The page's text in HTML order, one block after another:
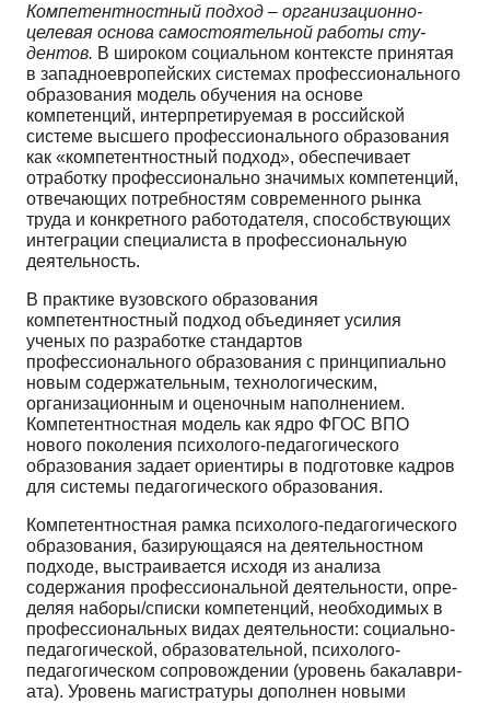
Компетентностный подход – организационно-
целевая основа самостоятельной работы сту­
дентов. В широком социальном контексте принятая
в западноевропейских системах профессио­нального
образования модель обучения на основе
компетенций, интерпретируемая в российской
системе высшего профессионального образования
как «компетентностный подход», обеспечива­ет
отработку профессионально значимых компетенций,
отвечающих потребностям современного рынка
труда и конкретного работодателя, способствующих
интеграции специалиста в профессио­нальную
деятельность.
В практике вузовского образования
компетентностный подход объединяет усилия
ученых по разработке стандартов
профессионального образования с принципиально
новым содержатель­ным, технологическим,
организационным и оценочным наполнением.
Компетентностная модель как ядро ФГОС ВПО
нового поколения психолого-педагогического
образования задает ориентиры в подготовке кадров
для системы педагогического образования.
Компетентностная рамка психолого-педагогического
образования, базирующаяся на деятель­ностном
подходе, выстраивается исходя из анализа
содержания профессиональной деятельности, опре­
деляя наборы/списки компетенций, необходимых в
профессиональных видах деятельности: социально­
педагогической, образовательной, психолого-
педагогическом сопровождении (уровень бакалаври­
ата). Уровень магистратуры дополнен новыми